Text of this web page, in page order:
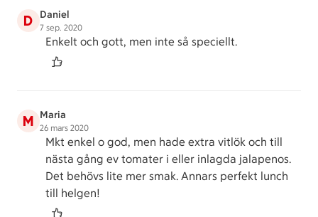
D Daniel
7 sep. 2020
Enkelt och gott, men inte så speciellt.
M Maria
26 mars 2020
Mkt enkel o god, men hade extra vitlök och till
nästa gång ev tomater i eller inlagda jalapenos.
Det behövs lite mer smak. Annars perfekt lunch
till helgen!